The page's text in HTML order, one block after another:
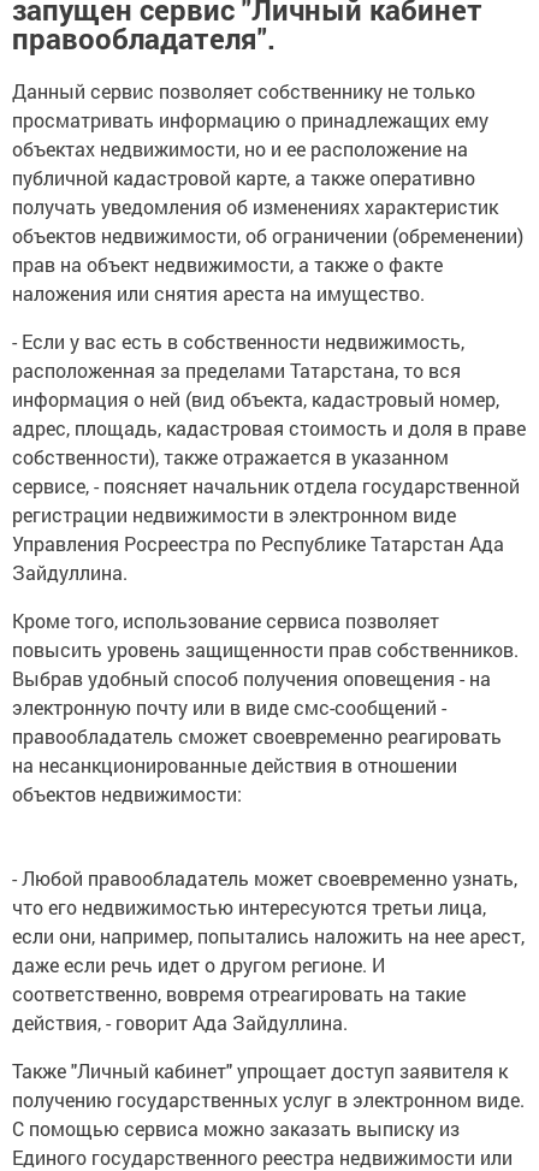
запущен сервис "Личный кабинет
правообладателя".
Данный сервис позволяет собственнику не только
просматривать информацию о принадлежащих ему
объектах недвижимости, но и ее расположение на
публичной кадастровой карте, а также оперативно
получать уведомления об изменениях характеристик
объектов недвижимости, об ограничении (обременении)
прав на объект недвижимости, а также о факте
наложения или снятия ареста на имущество.
- Если у вас есть в собственности недвижимость,
расположенная за пределами Татарстана, то вся
информация о ней (вид объекта, кадастровый номер,
адрес, площадь, кадастровая стоимость и доля в праве
собственности), также отражается в указанном
сервисе, - поясняет начальник отдела государственной
регистрации недвижимости в электронном виде
Управления Росреестра по Республике Татарстан Ада
Зайдуллина.
Кроме того, использование сервиса позволяет
повысить уровень защищенности прав собственников.
Выбрав удобный способ получения оповещения - на
электронную почту или в виде смс-сообщений -
правообладатель сможет своевременно реагировать
на несанкционированные действия в отношении
объектов недвижимости:
- Любой правообладатель может своевременно узнать,
что его недвижимостью интересуются третьи лица,
если они, например, попытались наложить на нее арест,
даже если речь идет о другом регионе. И
соответственно, вовремя отреагировать на такие
действия, - говорит Ада Зайдуллина.
Также "Личный кабинет" упрощает доступ заявителя к
получению государственных услуг в электронном виде.
С помощью сервиса можно заказать выписку из
Единого государственного реестра недвижимости или